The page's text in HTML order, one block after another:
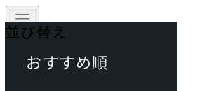
動画マニュアル
40件
並び替え
おすすめ順